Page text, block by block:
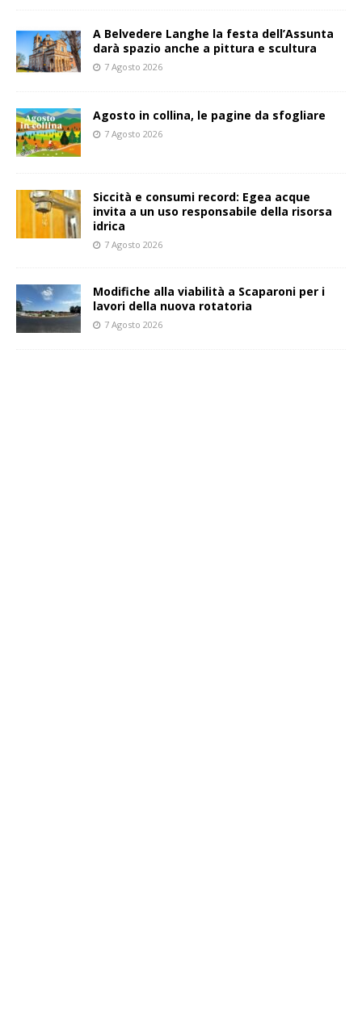
A Belvedere Langhe la festa dell’Assunta
darà spazio anche a pittura e scultura
7 Agosto 2026
Agosto in collina, le pagine da sfogliare
7 Agosto 2026
Siccità e consumi record: Egea acque
invita a un uso responsabile della risorsa
idrica
7 Agosto 2026
Modifiche alla viabilità a Scaparoni per i
lavori della nuova rotatoria
7 Agosto 2026